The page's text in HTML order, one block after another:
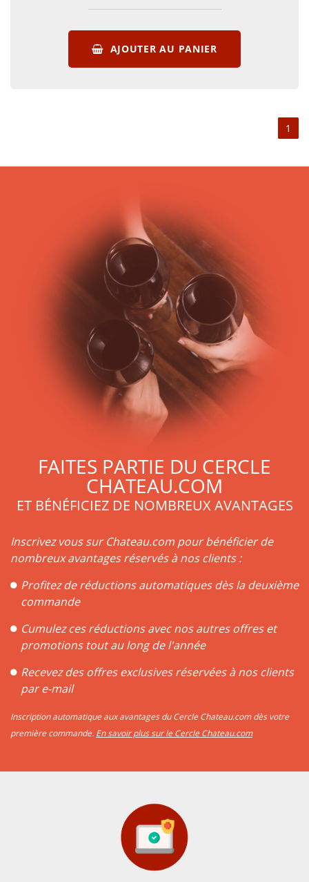
AJOUTER AU PANIER
1
FAITES PARTIE DU CERCLE
CHATEAU.COM
ET BÉNÉFICIEZ DE NOMBREUX AVANTAGES
Inscrivez vous sur Chateau.com pour bénéficier de
nombreux avantages réservés à nos clients :
Profitez de réductions automatiques dès la deuxième
commande
Cumulez ces réductions avec nos autres offres et
promotions tout au long de l'année
Recevez des offres exclusives réservées à nos clients
par e-mail
Inscription automatique aux avantages du Cercle Chateau.com dès votre
première commande. En savoir plus sur le Cercle Chateau.com